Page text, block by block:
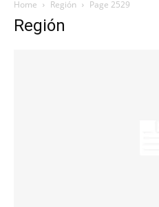
Home Región Page 2529
Región